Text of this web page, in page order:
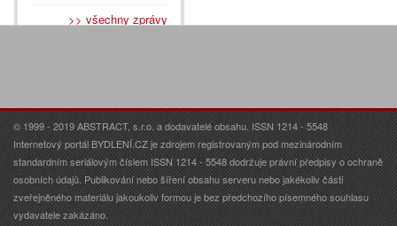
>> všechny zprávy
© 1999 - 2019 ABSTRACT, s.r.o. a dodavatelé obsahu. ISSN 1214 - 5548
Internetový portál BYDLENÍ.CZ je zdrojem registrovaným pod mezinárodním
standardním seriálovým číslem ISSN 1214 - 5548 dodržuje právní předpisy o ochraně
osobních údajů. Publikování nebo šíření obsahu serveru nebo jakékoliv části
zveřejněného materiálu jakoukoliv formou je bez předchozího písemného souhlasu
vydavatele zakázáno.